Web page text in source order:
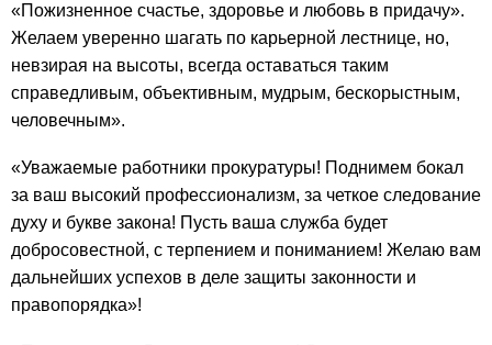
«Пожизненное счастье, здоровье и любовь в придачу».
Желаем уверенно шагать по карьерной лестнице, но,
невзирая на высоты, всегда оставаться таким
справедливым, объективным, мудрым, бескорыстным,
человечным».
«Уважаемые работники прокуратуры! Поднимем бокал
за ваш высокий профессионализм, за четкое следование
духу и букве закона! Пусть ваша служба будет
добросовестной, с терпением и пониманием! Желаю вам
дальнейших успехов в деле защиты законности и
правопорядка»!